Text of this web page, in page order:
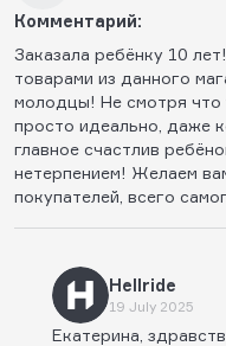
Комментарий:
Заказала ребёнку 10
товарами из данного
молодцы! Не смотря что
просто идеально, даже
главное счастлив
нетерпением! Желаем
покупателей, всего
Hellride
19 July 2025
Екатерина,